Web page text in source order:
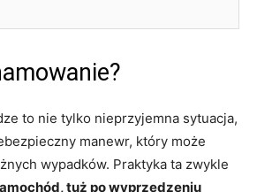
to nie tylko nieprzyjemna sytuacja,
manewr, który może
wypadków. Praktyka ta zwykle
tuż po wyprzedzeniu